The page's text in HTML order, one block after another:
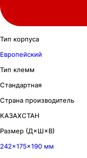
Тип корпуса
Европейский
Тип клемм
Стандартная
Страна производитель
КАЗАХСТАН
Размер (Д×Ш×В)
242×175×190 мм